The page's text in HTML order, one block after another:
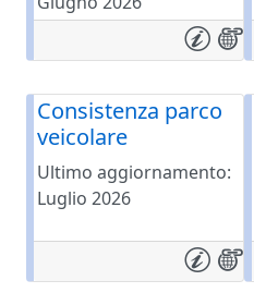
Consistenza parco
veicolare
Ultimo aggiornamento:
Luglio 2026